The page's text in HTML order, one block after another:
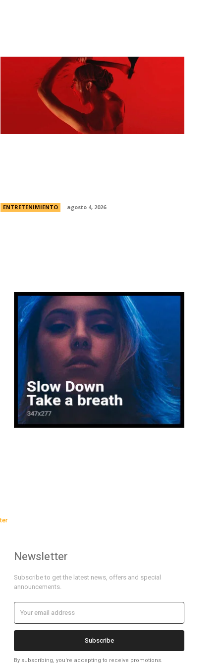
ENTRETENIMIENTO agosto 4, 2026
Newsletter
Subscribe to get the latest news, offers and special
announcements.
Subscribe
By subscribing, you're accepting to receive promotions.